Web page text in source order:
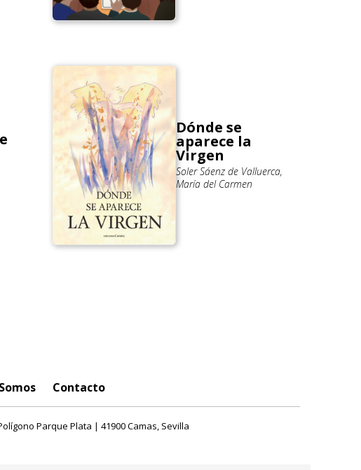
Dónde se
aparece la
Virgen
Soler Sáenz de Valluerca,
María del Carmen
Contacto
Parque Plata | 41900 Camas, Sevilla